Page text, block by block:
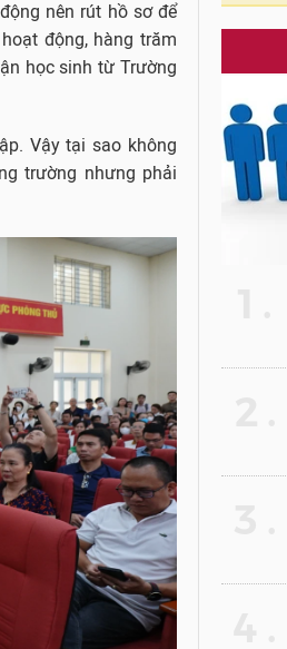
nên rút hồ sơ để
động, hàng trăm
học sinh từ Trường
Vậy tại sao không
trường nhưng phải